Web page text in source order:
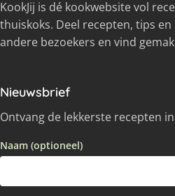
KookJij is dé kookwebsite vol
thuiskoks. Deel recepten, tips
andere bezoekers en vind
Nieuwsbrief
Ontvang de lekkerste recepten
Naam (optioneel)